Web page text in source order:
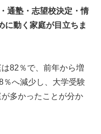
通塾・志望校決定・情
に動く家庭が目立ちま
82％で、前年から増
％へ減少し、大学受験
多かったことが分か